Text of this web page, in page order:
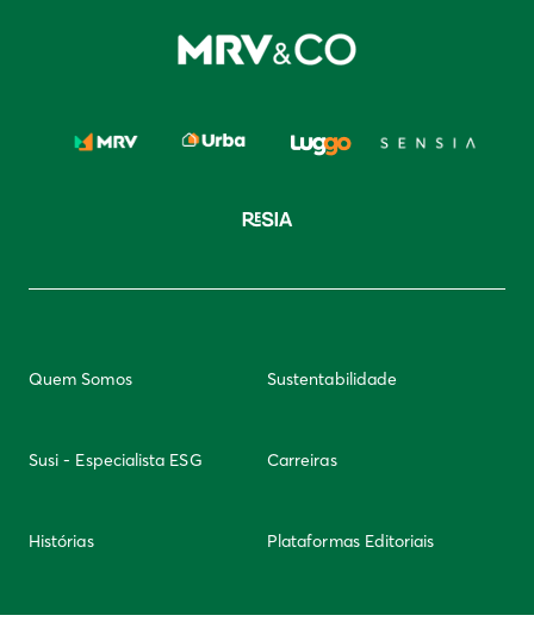
Quem Somos Sustentabilidade
Susi - Especialista ESG Carreiras
Histórias Plataformas Editoriais
Newsletter Integridade